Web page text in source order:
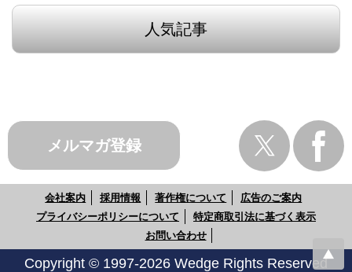
人気記事
メルマガ登録
会社案内 採用情報 著作権について
広告のご案内
プライバシーポリシーについて
特定商取引法に基づく表示
お問い合わせ
Copyright © 1997-2026 Wedge Rights Reserved